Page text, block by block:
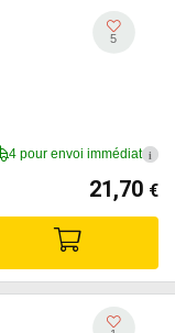
5
4 pour envoi immédiat i
21,70 €